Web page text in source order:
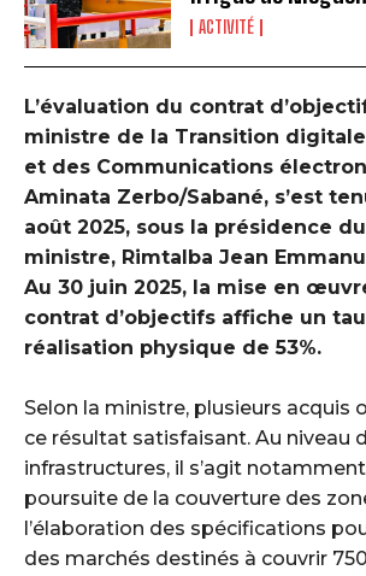
ACTIVITÉ
‎L’évaluation du contrat
ministre de la Transition
et des Communications
Aminata Zerbo/Sabané, s’est
août 2025, sous la présidence
ministre, Rimtalba Jean
Au 30 juin 2025, la mise en
contrat d’objectifs affiche un
réalisation physique de 53%.
‎Selon la ministre, plusieurs acquis
ce résultat satisfaisant. Au niveau
infrastructures, il s’agit
poursuite de la couverture des
l’élaboration des spécifications
des marchés destinés à couvrir